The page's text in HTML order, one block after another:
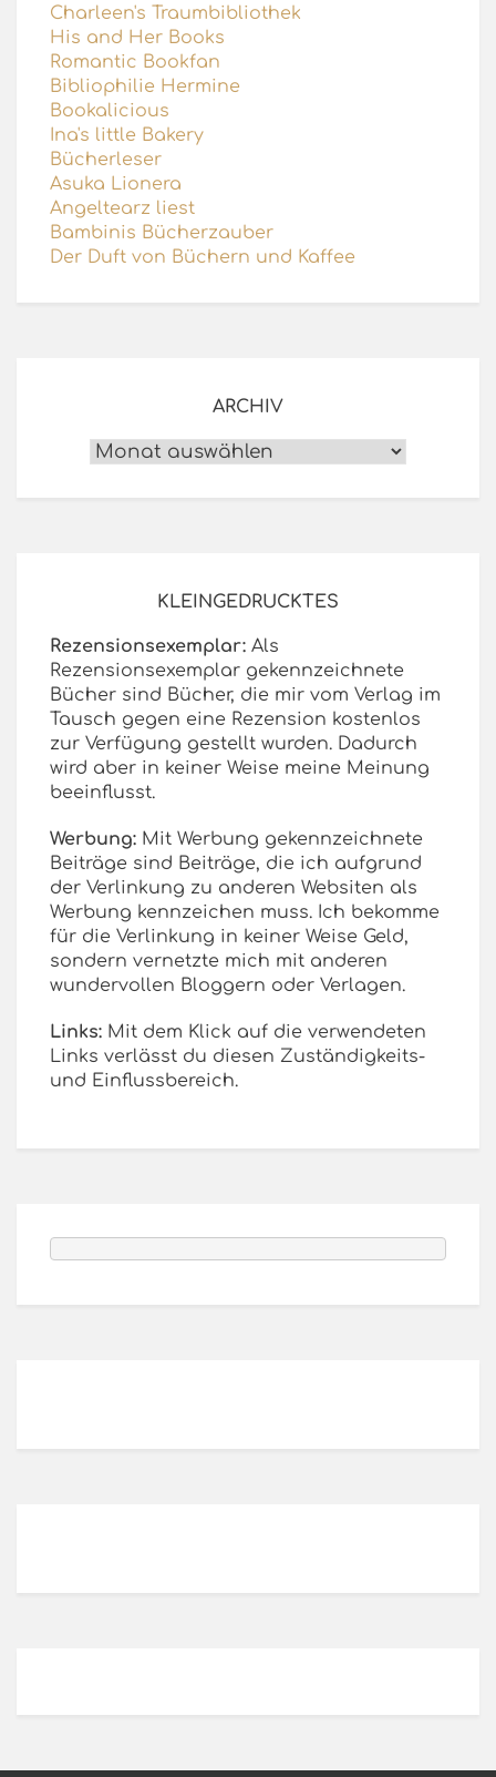
Charleen's Traumbibliothek
His and Her Books
Romantic Bookfan
Bibliophilie Hermine
Bookalicious
Ina's little Bakery
Bücherleser
Asuka Lionera
Angeltearz liest
Bambinis Bücherzauber
Der Duft von Büchern und Kaffee
ARCHIV
Archiv
KLEINGEDRUCKTES
Rezensionsexemplar: Als
Rezensionsexemplar gekennzeichnete
Bücher sind Bücher, die mir vom Verlag im
Tausch gegen eine Rezension kostenlos
zur Verfügung gestellt wurden. Dadurch
wird aber in keiner Weise meine Meinung
beeinflusst.
Werbung: Mit Werbung gekennzeichnete
Beiträge sind Beiträge, die ich aufgrund
der Verlinkung zu anderen Websiten als
Werbung kennzeichen muss. Ich bekomme
für die Verlinkung in keiner Weise Geld,
sondern vernetzte mich mit anderen
wundervollen Bloggern oder Verlagen.
Links: Mit dem Klick auf die verwendeten
Links verlässt du diesen Zuständigkeits-
und Einflussbereich.